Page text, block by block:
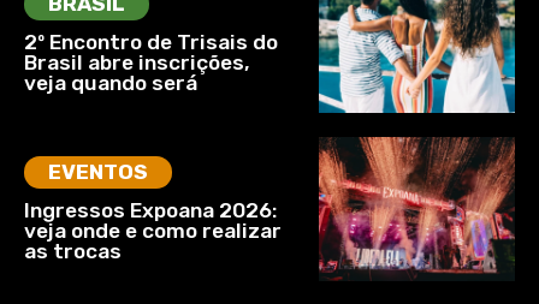
2º Encontro de Trisais do
Brasil abre inscrições,
veja quando será
EVENTOS
Ingressos Expoana 2026:
veja onde e como realizar
as trocas